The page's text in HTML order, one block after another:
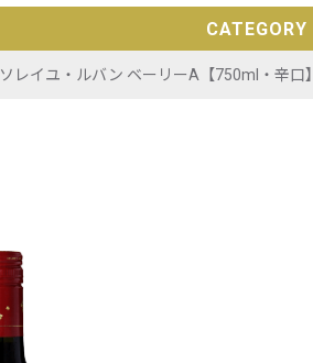
CATEGORY
ソレイユ・ルバン ベーリーA【750ml・辛口】